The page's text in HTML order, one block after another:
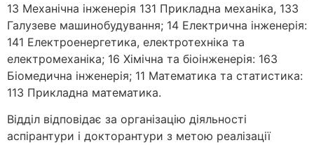
13 Механічна інженерія 131 Прикладна механіка, 133
Галузеве машинобудування; 14 Електрична інженерія:
141 Електроенергетика, електротехніка та
електромеханіка; 16 Хімічна та біоінженерія: 163
Біомедична інженерія; 11 Математика та статистика:
113 Прикладна математика.
Відділ відповідає за організацію діяльності
аспірантури і докторантури з метою реалізації